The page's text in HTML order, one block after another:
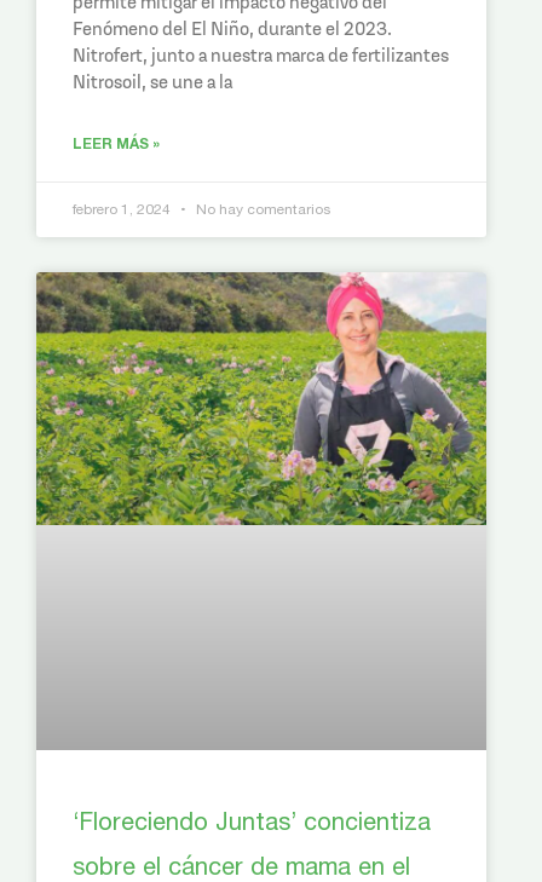
Fenómeno del El Niño, durante el 2023.
Nitrofert, junto a nuestra marca de fertilizantes
Nitrosoil, se une a la
LEER MÁS »
febrero 1, 2024 No hay comentarios
‘Floreciendo Juntas’ concientiza
sobre el cáncer de mama en el